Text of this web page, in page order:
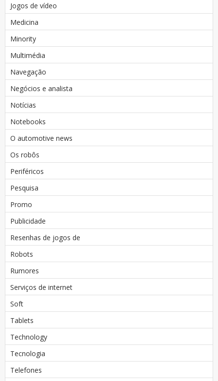
Jogos de vídeo
Medicina
Minority
Multimédia
Navegação
Negócios e analista
Notícias
Notebooks
O automotive news
Os robôs
Periféricos
Pesquisa
Promo
Publicidade
Resenhas de jogos de
Robots
Rumores
Serviços de internet
Soft
Tablets
Technology
Tecnologia
Telefones